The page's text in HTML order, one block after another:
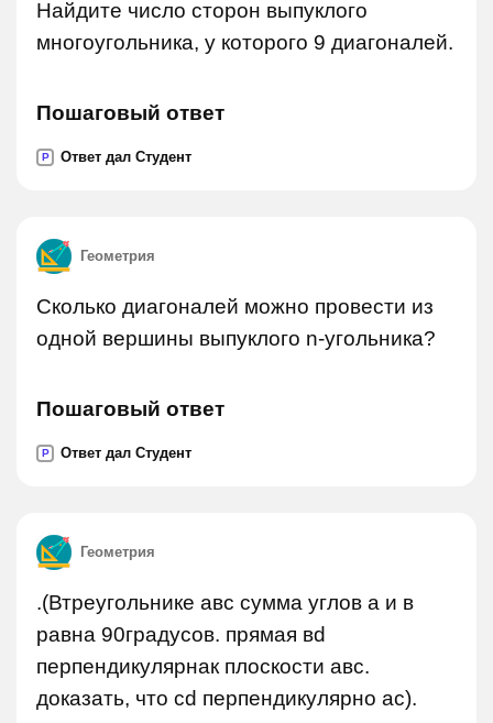
Найдите число сторон выпуклого
многоугольника, у которого 9 диагоналей.
Пошаговый ответ
P Ответ дал Студент
Геометрия
Сколько диагоналей можно провести из
одной вершины выпуклого n-угольника?
Пошаговый ответ
P Ответ дал Студент
Геометрия
.(Втреугольнике авс сумма углов а и в
равна 90градусов. прямая вd
перпендикулярнак плоскости авс.
доказать, что сd перпендикулярно ас).